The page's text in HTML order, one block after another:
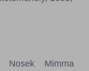
Mimma